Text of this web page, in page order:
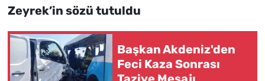
Zeyrek’in sözü tutuldu
Başkan Akdeniz'den
Feci Kaza Sonrası